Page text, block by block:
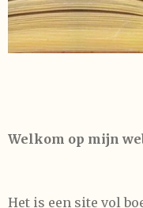
Welkom op mijn
Het is een site vol